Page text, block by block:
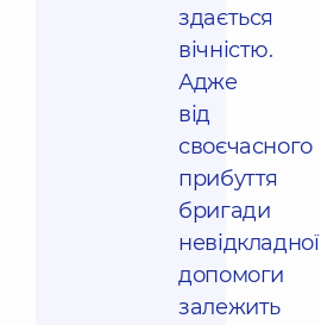
здається
вічністю.
Адже
від
своєчасного
прибуття
бригади
невідкладної
допомоги
залежить